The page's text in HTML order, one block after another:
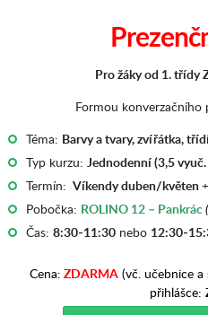
Pro žáky od 1. třídy
Formou
Téma: Barvy a tvary, zvířátka,
Typ kurzu: Jednodenní (3,5
Termín: Víkendy duben/květen
Pobočka: ROLINO 12 – Pankrác
Čas: 8:30-11:30nebo 12:30-
Cena: ZDARMA (vč. učebnice
přihlášce: